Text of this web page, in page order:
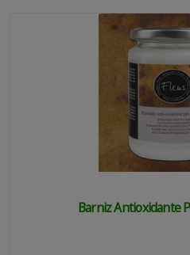
Barniz Antioxidante